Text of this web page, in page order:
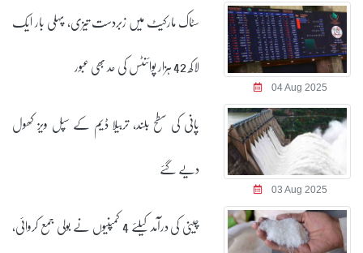
04 Aug 2025
سٹاک مارکیٹ میں زبردست تیزی، پہلی بار ایک
لاکھ 42 ہزار پوائنٹس کی حد بھی عبور
03 Aug 2025
پانی کی سطح بلند، تربیلا ڈیم کے سپل ویز کھول
دیے گئے
چینی کی درآمد کیلئے 4 کمپنیوں نے بولی جمع کروائی،